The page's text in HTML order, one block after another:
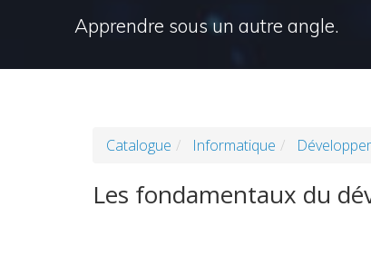
Apprendre sous un autre angle.
Catalogue Informatique
Les fondamentaux du